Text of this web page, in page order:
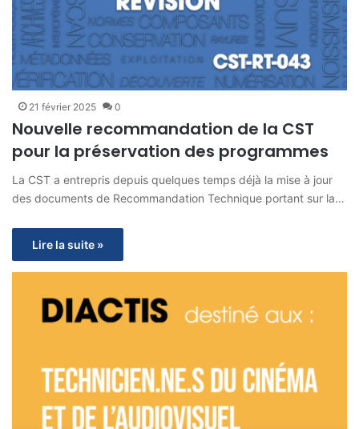
21 février 2025 0
Nouvelle recommandation de la CST
pour la préservation des programmes
La CST a entrepris depuis quelques temps déjà la mise à jour
des documents de Recommandation Technique portant sur la…
Lire la suite »